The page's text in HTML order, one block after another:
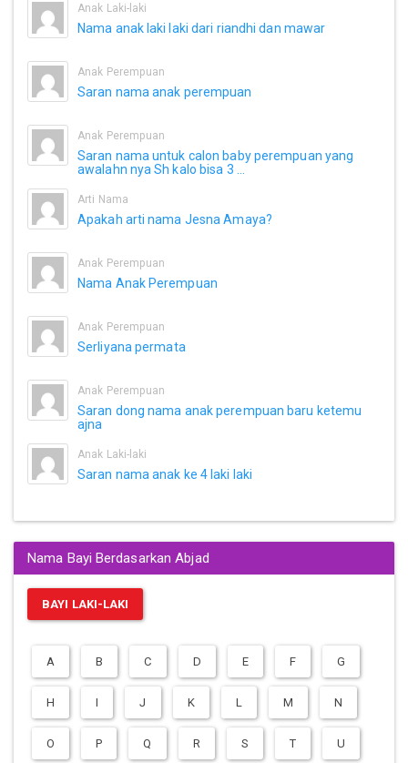
Anak Laki-laki
Nama anak laki laki dari riandhi dan mawar
Anak Perempuan
Saran nama anak perempuan
Anak Perempuan
Saran nama untuk calon baby perempuan yang
awalahn nya Sh kalo bisa 3 ...
Arti Nama
Apakah arti nama Jesna Amaya?
Anak Perempuan
Nama Anak Perempuan
Anak Perempuan
Serliyana permata
Anak Perempuan
Saran dong nama anak perempuan baru ketemu
ajna
Anak Laki-laki
Saran nama anak ke 4 laki laki
Nama Bayi Berdasarkan Abjad
BAYI LAKI-LAKI
A B C D E F G
H I J K L M N
O P Q R S T U